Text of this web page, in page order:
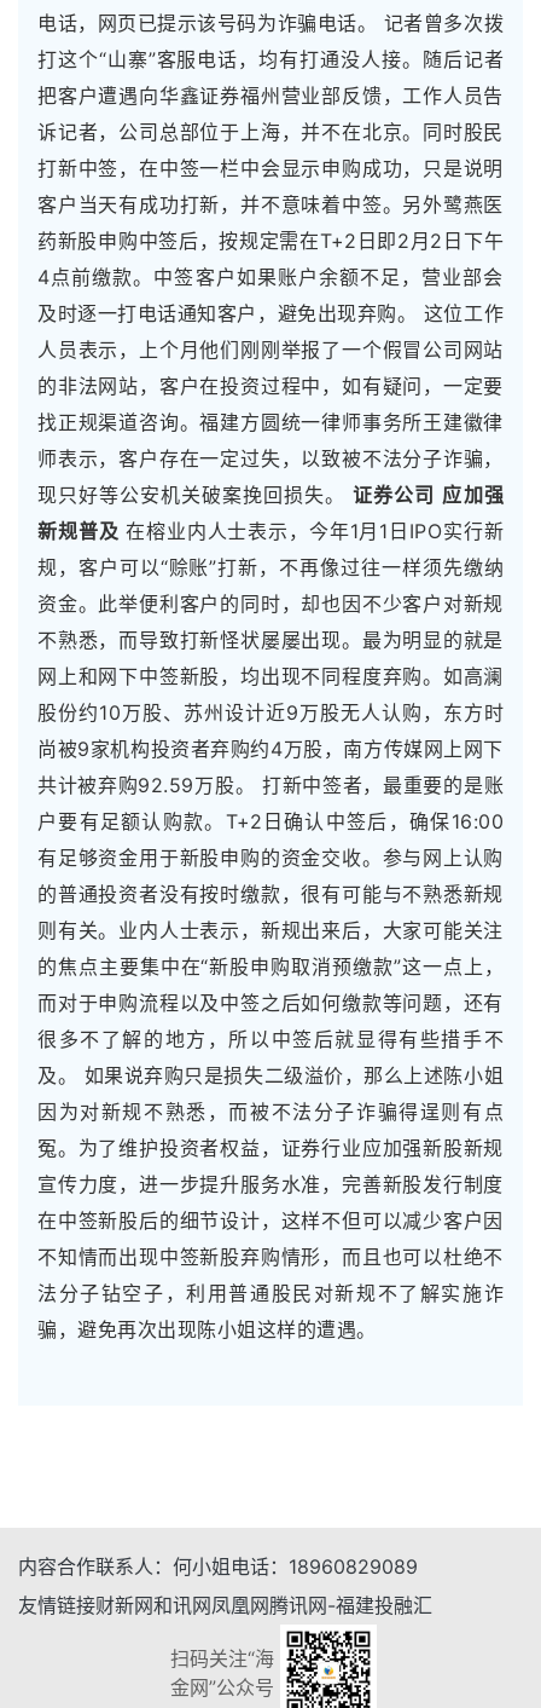
电话，网页已提示该号码为诈骗电话。 记者曾多次拨
打这个“山寨”客服电话，均有打通没人接。随后记者
把客户遭遇向华鑫证券福州营业部反馈，工作人员告
诉记者，公司总部位于上海，并不在北京。同时股民
打新中签，在中签一栏中会显示申购成功，只是说明
客户当天有成功打新，并不意味着中签。另外鹭燕医
药新股申购中签后，按规定需在T+2日即2月2日下午
4点前缴款。中签客户如果账户余额不足，营业部会
及时逐一打电话通知客户，避免出现弃购。 这位工作
人员表示，上个月他们刚刚举报了一个假冒公司网站
的非法网站，客户在投资过程中，如有疑问，一定要
找正规渠道咨询。福建方圆统一律师事务所王建徽律
师表示，客户存在一定过失，以致被不法分子诈骗，
现只好等公安机关破案挽回损失。证券公司 应加强
新规普及 在榕业内人士表示，今年1月1日IPO实行新
规，客户可以“赊账”打新，不再像过往一样须先缴纳
资金。此举便利客户的同时，却也因不少客户对新规
不熟悉，而导致打新怪状屡屡出现。最为明显的就是
网上和网下中签新股，均出现不同程度弃购。如高澜
股份约10万股、苏州设计近9万股无人认购，东方时
尚被9家机构投资者弃购约4万股，南方传媒网上网下
共计被弃购92.59万股。 打新中签者，最重要的是账
户要有足额认购款。T+2日确认中签后，确保16:00
有足够资金用于新股申购的资金交收。参与网上认购
的普通投资者没有按时缴款，很有可能与不熟悉新规
则有关。业内人士表示，新规出来后，大家可能关注
的焦点主要集中在“新股申购取消预缴款”这一点上，
而对于申购流程以及中签之后如何缴款等问题，还有
很多不了解的地方，所以中签后就显得有些措手不
及。 如果说弃购只是损失二级溢价，那么上述陈小姐
因为对新规不熟悉，而被不法分子诈骗得逞则有点
冤。为了维护投资者权益，证券行业应加强新股新规
宣传力度，进一步提升服务水准，完善新股发行制度
在中签新股后的细节设计，这样不但可以减少客户因
不知情而出现中签新股弃购情形，而且也可以杜绝不
法分子钻空子，利用普通股民对新规不了解实施诈
骗，避免再次出现陈小姐这样的遭遇。
内容合作联系人： 何小姐 电话： 18960829089
友情链接财新网和讯网凤凰网腾讯网-福建投融汇
扫码关注“海
金网”公众号